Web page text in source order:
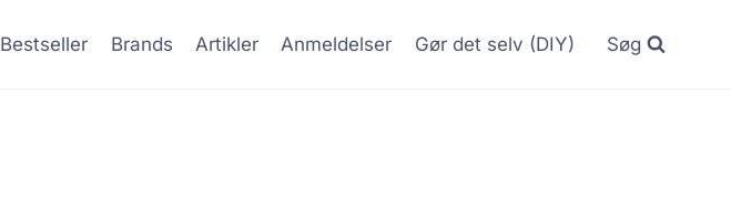
Bestseller Brands Artikler Anmeldelser Gør det selv (DIY) Søg